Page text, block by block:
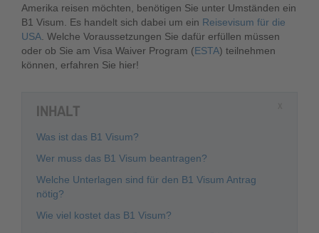
Amerika reisen möchten, benötigen Sie unter Umständen ein
B1 Visum. Es handelt sich dabei um ein Reisevisum für die
USA . Welche Voraussetzungen Sie dafür erfüllen müssen
oder ob Sie am Visa Waiver Program (ESTA) teilnehmen
können, erfahren Sie hier!
INHALT
Was ist das B1 Visum?
Wer muss das B1 Visum beantragen?
Welche Unterlagen sind für den B1 Visum Antrag
nötig?
Wie viel kostet das B1 Visum?